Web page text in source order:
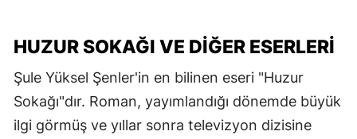
HUZUR SOKAĞI VE DIĞER ESERLERI
Şule Yüksel Şenler'in en bilinen eseri "Huzur
Sokağı"dır. Roman, yayımlandığı dönemde büyük
ilgi görmüş ve yıllar sonra televizyon dizisine